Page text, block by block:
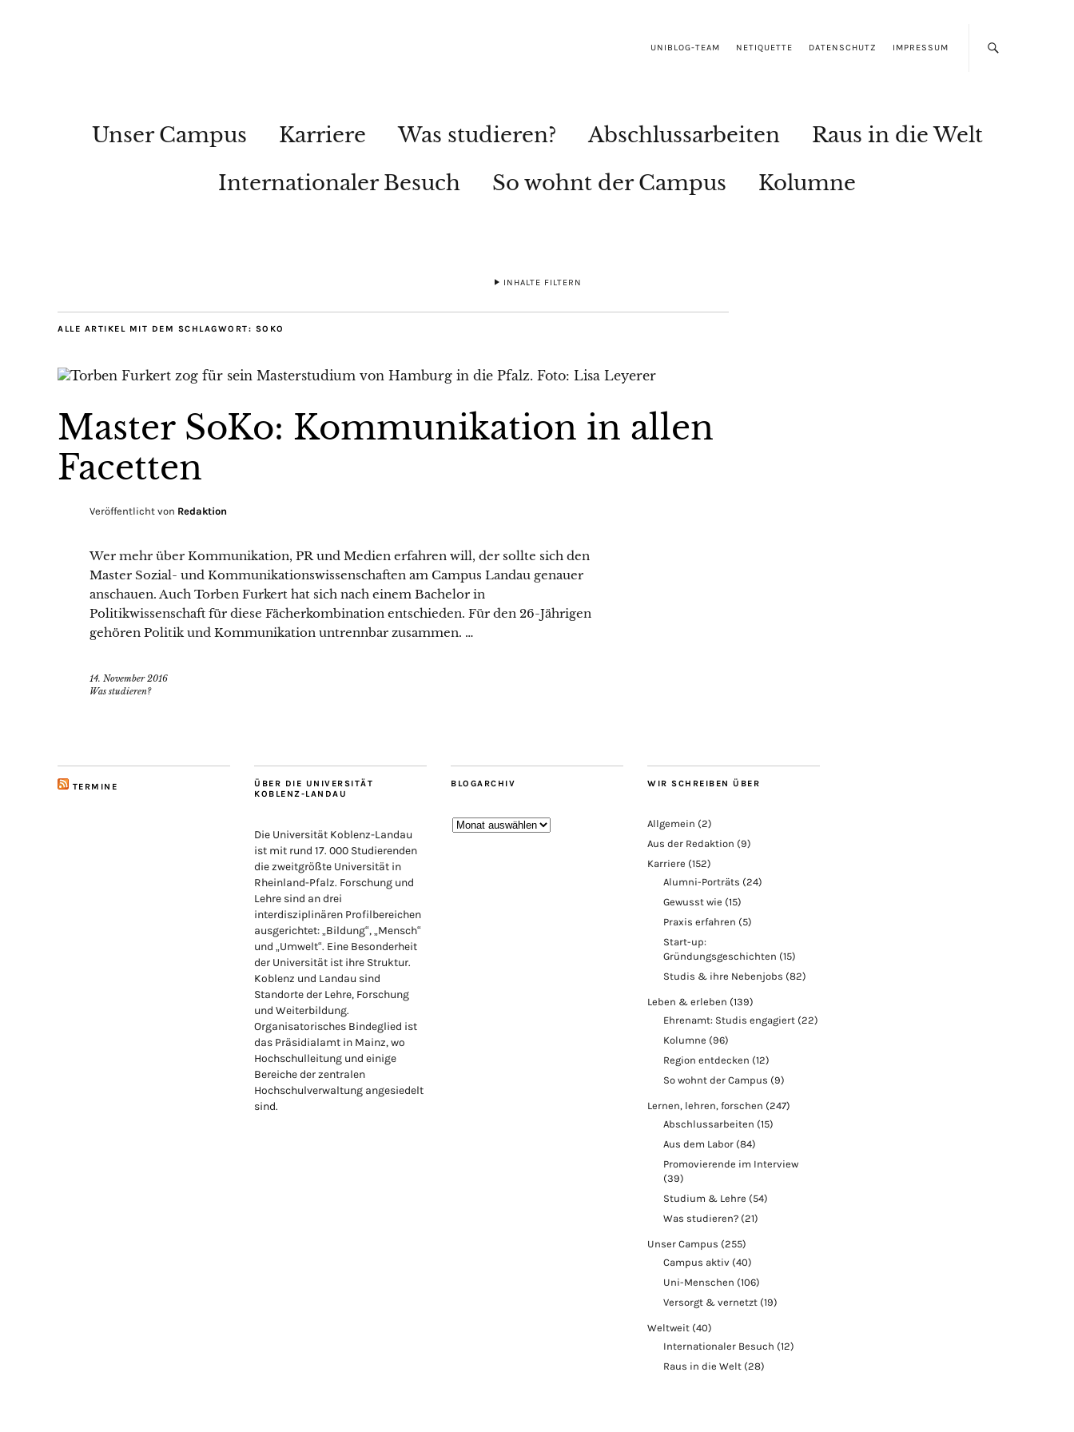
UNIBLOG-TEAM NETIQUETTE DATENSCHUTZ IMPRESSUM
Unser Campus Karriere Was studieren? Abschlussarbeiten
Raus in die Welt
Internationaler Besuch
So wohnt der Campus Kolumne
INHALTE FILTERN
ALLE ARTIKEL MIT DEM SCHLAGWORT: SOKO
Master SoKo: Kommunikation in allen
Facetten
Veröffentlicht von Redaktion
Wer mehr über Kommunikation, PR und Medien erfahren will, der sollte sich den
Master Sozial- und Kommunikationswissenschaften am Campus Landau genauer
anschauen. Auch Torben Furkert hat sich nach einem Bachelor in
Politikwissenschaft für diese Fächerkombination entschieden. Für den 26-Jährigen
gehören Politik und Kommunikation untrennbar zusammen. …
14. November 2016
Was studieren?
TERMINE
ÜBER DIE UNIVERSITÄT
KOBLENZ-LANDAU
Die Universität Koblenz-Landau
ist mit rund 17. 000 Studierenden
die zweitgrößte Universität in
Rheinland-Pfalz. Forschung und
Lehre sind an drei
interdisziplinären Profilbereichen
ausgerichtet: „Bildung“, „Mensch“
und „Umwelt“. Eine Besonderheit
der Universität ist ihre Struktur.
Koblenz und Landau sind
Standorte der Lehre, Forschung
und Weiterbildung.
Organisatorisches Bindeglied ist
das Präsidialamt in Mainz, wo
Hochschulleitung und einige
Bereiche der zentralen
Hochschulverwaltung angesiedelt
sind.
BLOGARCHIV
Blogarchiv
WIR SCHREIBEN ÜBER
Allgemein (2)
Aus der Redaktion (9)
Karriere (152)
Alumni-Porträts (24)
Gewusst wie (15)
Praxis erfahren (5)
Start-up:
Gründungsgeschichten (15)
Studis & ihre Nebenjobs (82)
Leben & erleben (139)
Ehrenamt: Studis engagiert (22)
Kolumne (96)
Region entdecken (12)
So wohnt der Campus (9)
Lernen, lehren, forschen (247)
Abschlussarbeiten (15)
Aus dem Labor (84)
Promovierende im Interview
(39)
Studium & Lehre (54)
Was studieren? (21)
Unser Campus (255)
Campus aktiv (40)
Uni-Menschen (106)
Versorgt & vernetzt (19)
Weltweit (40)
Internationaler Besuch (12)
Raus in die Welt (28)